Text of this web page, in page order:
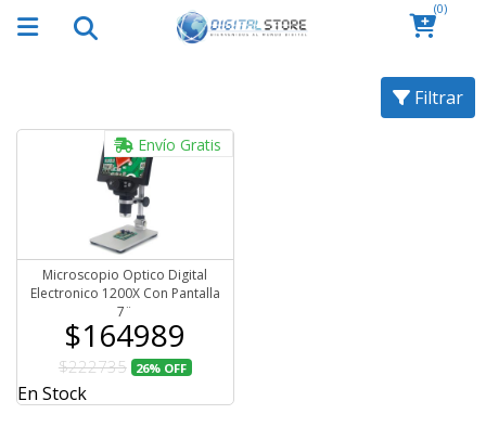
(0)
Filtrar
Microscopio Optico Digital
Electronico 1200X Con Pantalla
7¨
Envío Gratis
$164989
$222735 26% OFF
En Stock